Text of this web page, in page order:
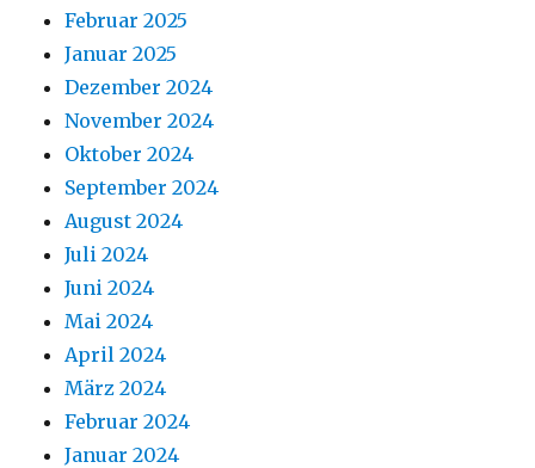
Februar 2025
Januar 2025
Dezember 2024
November 2024
Oktober 2024
September 2024
August 2024
Juli 2024
Juni 2024
Mai 2024
April 2024
März 2024
Februar 2024
Januar 2024